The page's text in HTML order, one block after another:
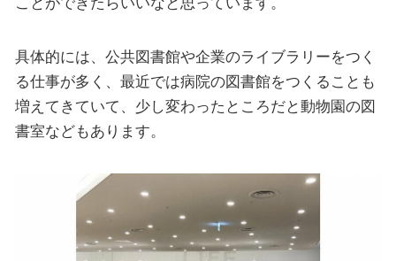
具体的には、公共図書館や企業のライブラリーをつく
る仕事が多く、最近では病院の図書館をつくることも
増えてきていて、少し変わったところだと動物園の図
書室などもあります。